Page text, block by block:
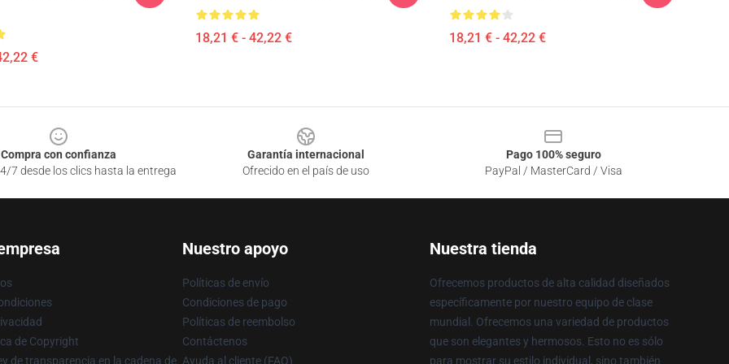
€
18,21 € - 42,22 € 18,21 € - 42,22 €
Compra con confianza
7 desde los clics hasta la entrega
Garantía internacional
Ofrecido en el país de uso
Pago 100% seguro
PayPal / MasterCard / Visa
de Copyright
de transparencia en la cadena de
Nuestro apoyo
Políticas de envío
Condiciones de pago
Políticas de reembolso
Contáctenos
Ayuda al cliente (FAQ)
Nuestra tienda
Ofrecemos productos de alta calidad diseñados
específicamente por nuestro equipo de clase
mundial. Ofrecemos una variedad de productos
que son elegantes y hermosos. Esto no es sólo
para mostrar su estilo individual, sino también